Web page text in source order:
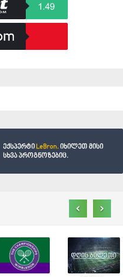
1.49
ექსპერტი LeBron.იხილეთ მისი
სხვა პროგნოზებიც.
‹ ›